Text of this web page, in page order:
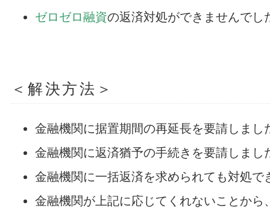
ゼロゼロ融資の返済対処ができませんでし
＜解決方法＞
金融機関に据置期間の再延長を要請しまし
金融機関に返済猶予の手続きを要請しまし
金融機関に一括返済を求められても対処で
金融機関が上記に応じてくれないことから